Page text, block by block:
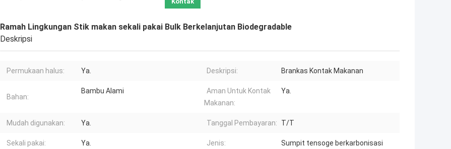
Ramah Lingkungan Stik makan sekali pakai Bulk Berkelanjutan Biodegradable
Deskripsi
Permukaan halus: Ya. Deskripsi: Brankas Kontak Makanan
Bahan:
Bambu Alami
Aman Untuk Kontak
Makanan:
Ya.
Mudah digunakan: Ya. Tanggal Pembayaran: T/T
Sekali pakai: Ya. Jenis: Sumpit tensoge berkarbonisasi